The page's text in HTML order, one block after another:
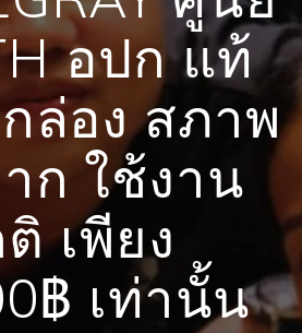
อปก แท้
ล่อง สภาพ
ก ใช้งาน
เพียง
฿ เท่านั้น